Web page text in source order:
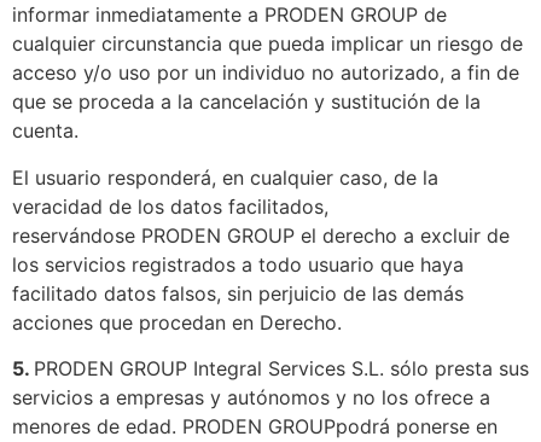
informar inmediatamente a PRODEN GROUP de
cualquier circunstancia que pueda implicar un riesgo de
acceso y/o uso por un individuo no autorizado, a fin de
que se proceda a la cancelación y sustitución de la
cuenta.
El usuario responderá, en cualquier caso, de la
veracidad de los datos facilitados,
reservándose PRODEN GROUP el derecho a excluir de
los servicios registrados a todo usuario que haya
facilitado datos falsos, sin perjuicio de las demás
acciones que procedan en Derecho.
5. PRODEN GROUP Integral Services S.L. sólo presta sus
servicios a empresas y autónomos y no los ofrece a
menores de edad. PRODEN GROUPpodrá ponerse en